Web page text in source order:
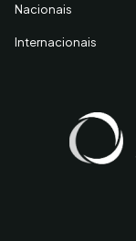
Nacionais
Internacionais